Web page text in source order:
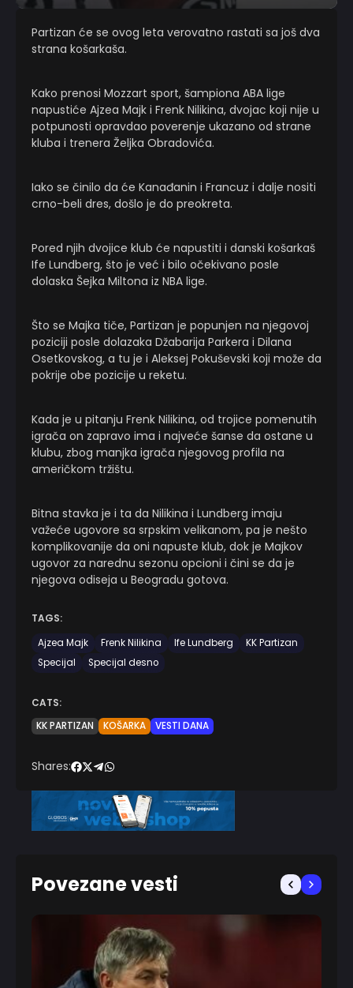
Partizan će se ovog leta verovatno rastati sa još dva
strana košarkaša.
Kako prenosi Mozzart sport, šampiona ABA lige
napustiće Ajzea Majk i Frenk Nilikina, dvojac koji nije u
potpunosti opravdao poverenje ukazano od strane
kluba i trenera Željka Obradovića.
Iako se činilo da će Kanađanin i Francuz i dalje nositi
crno-beli dres, došlo je do preokreta.
Pored njih dvojice klub će napustiti i danski košarkaš
Ife Lundberg, što je već i bilo očekivano posle
dolaska Šejka Miltona iz NBA lige.
Što se Majka tiče, Partizan je popunjen na njegovoj
poziciji posle dolazaka Džabarija Parkera i Dilana
Osetkovskog, a tu je i Aleksej Pokuševski koji može da
pokrije obe pozicije u reketu.
Kada je u pitanju Frenk Nilikina, od trojice pomenutih
igrača on zapravo ima i najveće šanse da ostane u
klubu, zbog manjka igrača njegovog profila na
američkom tržištu.
Bitna stavka je i ta da Nilikina i Lundberg imaju
važeće ugovore sa srpskim velikanom, pa je nešto
komplikovanije da oni napuste klub, dok je Majkov
ugovor za narednu sezonu opcioni i čini se da je
njegova odiseja u Beogradu gotova.
TAGS:
Ajzea Majk
Frenk Nilikina Ife Lundberg
KK Partizan
Specijal
Specijal desno
CATS:
KK PARTIZAN
KOŠARKA VESTI DANA
Shares:
Povezane vesti